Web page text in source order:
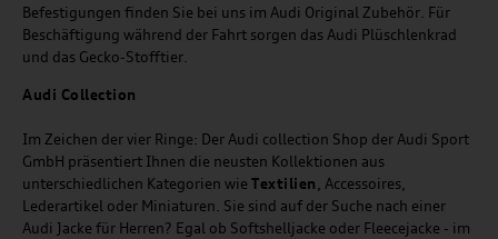
Befestigungen finden Sie bei uns im Audi Original Zubehör. Für
Beschäftigung während der Fahrt sorgen das Audi Plüschlenkrad
und das Gecko-Stofftier.
Audi Collection
Im Zeichen der vier Ringe: Der Audi collection Shop der Audi Sport
GmbH präsentiert Ihnen die neusten Kollektionen aus
unterschiedlichen Kategorien wie Textilien , Accessoires,
Lederartikel oder Miniaturen. Sie sind auf der Suche nach einer
Audi Jacke für Herren? Egal ob Softshelljacke oder Fleecejacke - im